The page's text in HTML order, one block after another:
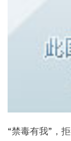
“禁毒有我”，